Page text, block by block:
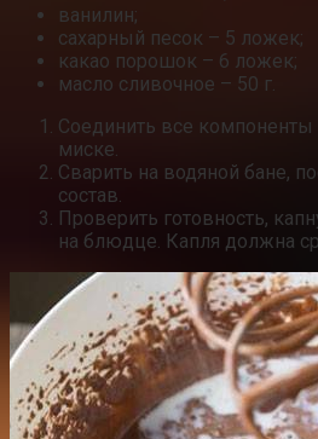
ванилин;
сахарный песок – 5 ложек;
какао порошок – 6 ложек;
масло сливочное – 50 г.
Соединить все
миске.
Сварить на водяной бане,
состав.
Проверить готовность,
на блюдце. Капля должна